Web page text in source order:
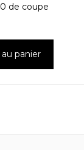
de coupe
panier